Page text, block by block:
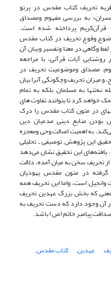
تحریف کتاب مقدس در پرتو
به بررسی مفهوم ومصداق
پرداخته شده است.
وقوع تحریف در کتاب مقدس
وگاهی در معنا وتفسیر وبیان آن
آیات قرآنی، با مراجعه
مصداق وموضوعیت تحریف در
میزان تحریف وچگونگی آنرا بیان
به مسلمان بلکه به تمام
خواهد کرد تا بتوانند تفاوت های
در متون کتاب مقدس را درک
بودن منابع دینی مدعیان دین
به اهمیت اصالت وحی ومعجزه
این پژوهش توصیفی ـ تحلیلی
یافته‌های این تحقیق نشان می‌دهد
تحریف سخن به میان آمده، دلالت
در متون مقدس یهودیان
است، واما این تحریف همه
که بخش بزرگ عهدین تحریف
آن وجود دارد که دست تحریف به
پیامبر خاتم (ص) باشد.
عهدین
کتاب مقدس